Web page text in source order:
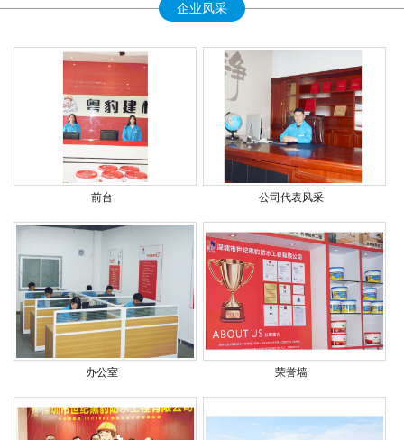
企业风采
前台 公司代表风采
办公室 荣誉墙